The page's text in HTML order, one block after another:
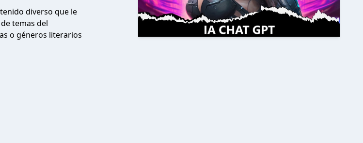
diverso que le
temas del
o géneros literarios